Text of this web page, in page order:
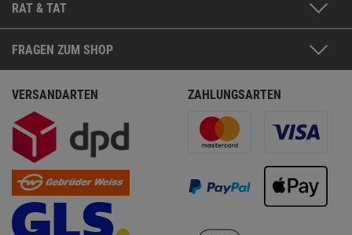
RAT & TAT
FRAGEN ZUM SHOP
VERSANDARTEN ZAHLUNGSARTEN